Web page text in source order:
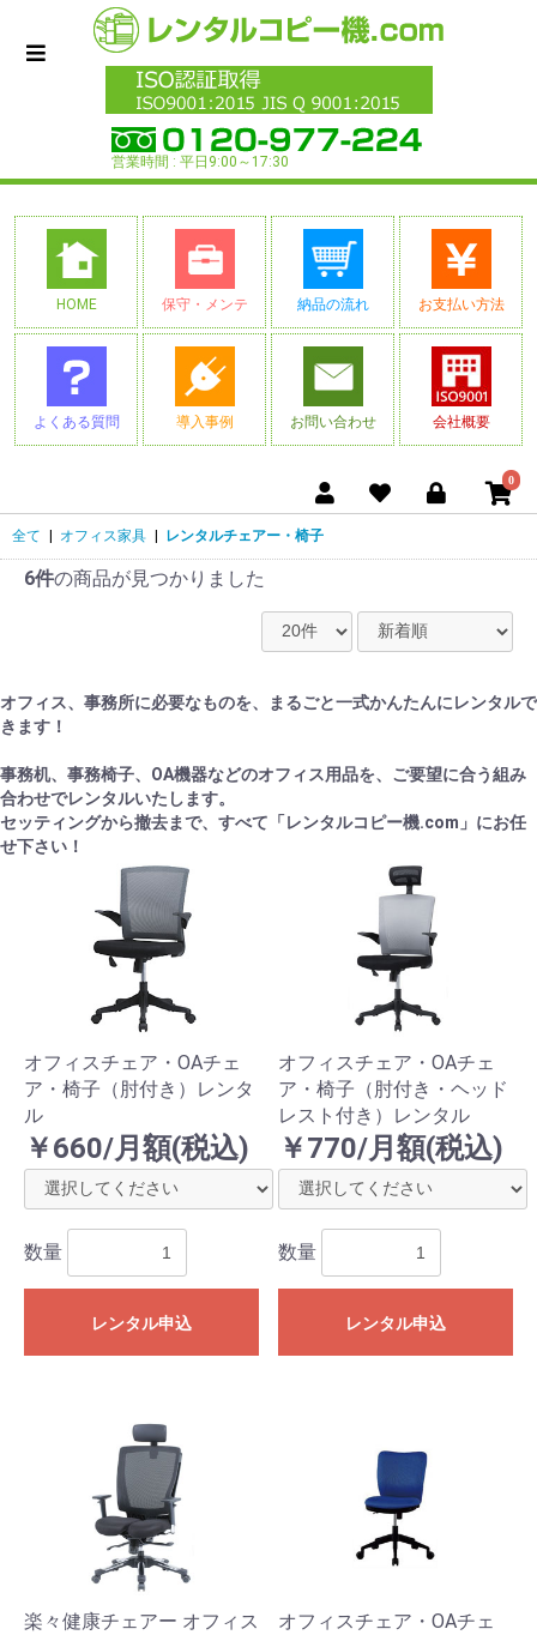
営業時間 : 平日9:00～17:30
HOME 保守・メンテ 納品の流れ お支払い方法
よくある質問 導入事例 お問い合わせ 会社概要
0
全て オフィス家具 レンタルチェアー・椅子
6件の商品が見つかりました
オフィス、事務所に必要なものを、まるごと一式かんたんにレンタルで
きます！
事務机、事務椅子、OA機器などのオフィス用品を、ご要望に合う組み
合わせでレンタルいたします。
セッティングから撤去まで、すべて「レンタルコピー機.com」にお任
せ下さい！
オフィスチェア・OAチェ
ア・椅子（肘付き）レンタ
ル
￥660/月額(税込)
数量
レンタル申込
オフィスチェア・OAチェ
ア・椅子（肘付き・ヘッド
レスト付き）レンタル
￥770/月額(税込)
数量
レンタル申込
楽々健康チェアー オフィス
オフィスチェア・OAチェ